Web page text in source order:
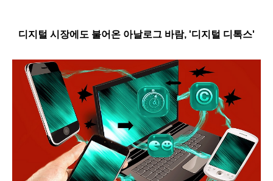
디지털 시장에도 불어온 아날로그 바람, '디지털 디톡스'